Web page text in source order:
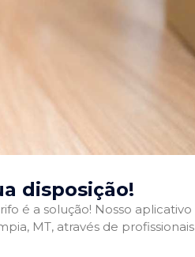
disposição!
é a solução! Nosso aplicativo
MT, através de profissionais